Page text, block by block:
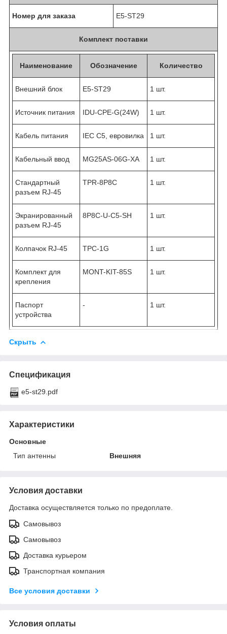
Номер для заказа E5-ST29
Комплект поставки
Наименование Обозначение Количество
Внешний блок E5-ST29 1 шт.
Источник питания IDU-CPE-G(24W) 1 шт.
Кабель питания IEC C5, евровилка 1 шт.
Кабельный ввод MG25AS-06G-XA 1 шт.
Стандартный
разъем RJ-45
TPR-8P8C 1 шт.
Экранированный
разъем RJ-45
8P8C-U-C5-SH 1 шт.
Колпачок RJ-45 TPC-1G 1 шт.
Комплект для
крепления
MONT-KIT-85S 1 шт.
Паспорт
устройства
- 1 шт.
Скрыть
Спецификация
e5-st29.pdf
Характеристики
Основные
Тип антенны
Внешняя
Условия доставки
Доставка осуществляется только по предоплате.
Самовывоз
Самовывоз
Доставка курьером
Транспортная компания
Все условия доставки
Условия оплаты